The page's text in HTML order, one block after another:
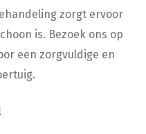
zorgt ervoor
is. Bezoek ons op
een zorgvuldige en